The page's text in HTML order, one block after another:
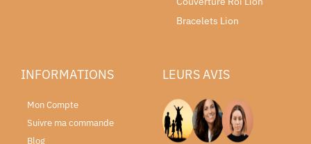
Bracelets Lion
INFORMATIONS
Mon Compte
Suivre ma commande
Blog
LEURS AVIS